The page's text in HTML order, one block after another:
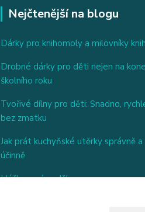
Nejčtenější na blogu
Dárky pro knihomoly a milovníky knih
Drobné dárky pro děti nejen na
školního roku
Tvořivé dílny pro děti: Snadno,
bez zmatku
Jak prát kuchyňské utěrky správně a
účinně
Háčkovaný anděl